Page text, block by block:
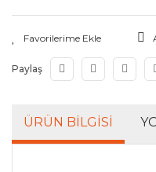
Paylaş
ÜRÜN BILGISI